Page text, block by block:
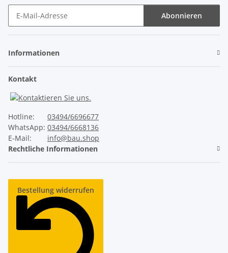
Abonnieren
Informationen
Kontakt
Hotline:
03494/6696677
WhatsApp: 03494/6668136
E-Mail:
info@bau.shop
Rechtliche Informationen
Bestellung widerrufen